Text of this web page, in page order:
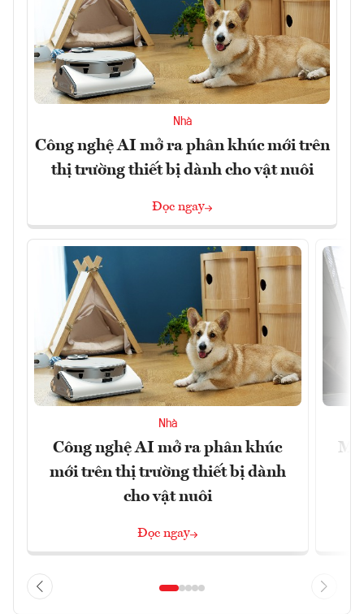
Nhà
Công nghệ AI mở ra phân khúc mới trên
thị trường thiết bị dành cho vật nuôi
Đọc ngay
Nhà
Công nghệ AI mở ra phân khúc
mới trên thị trường thiết bị dành
cho vật nuôi
Đọc ngay